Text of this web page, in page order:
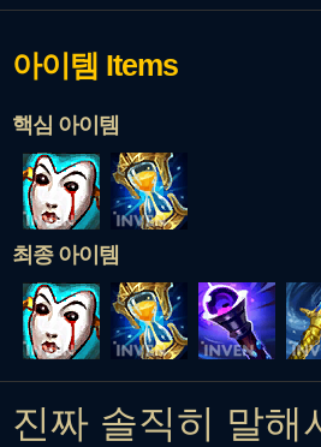
아이템 Items
핵심 아이템
최종 아이템
진짜 솔직히 말해